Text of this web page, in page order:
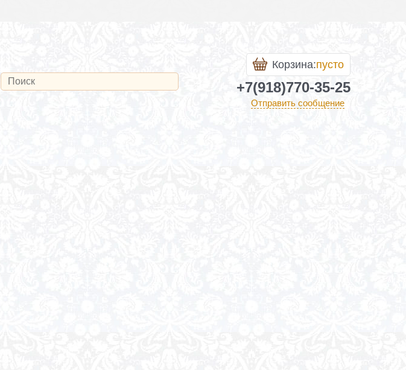
Корзина:пусто
+7(918)770-35-25
Отправить сообщение